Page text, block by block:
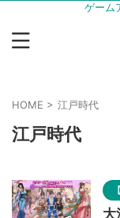
ゲーム
HOME > 江戸時代
江戸時代
大